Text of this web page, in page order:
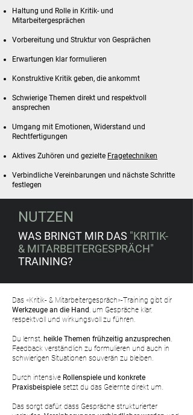
Haltung und Rolle in Kritik- und
Mitarbeitergesprächen
Vorbereitung und Struktur von Gesprächen
Erwartungen klar formulieren
Konstruktive Kritik geben, die ankommt
Schwierige Themen direkt und respektvoll
ansprechen
Umgang mit Emotionen, Widerstand und
Rechtfertigungen
Aktives Zuhören und gezielte Fragetechniken
Verbindliche Vereinbarungen und nächste Schritte
festlegen
NUTZEN
WAS BRINGT MIR DAS "KRITIK-
& MITARBEITERGESPRÄCH"
TRAINING?
Das «Kritik- & Mitarbeitergespräch»-Training gibt dir
Werkzeuge an die Hand , um Gespräche klar,
respektvoll und wirkungsvoll zu führen.
Du lernst, heikle Themen frühzeitig anzusprechen,
Feedback verständlich zu formulieren und auch in
schwierigen Situationen souverän zu bleiben.
Durch intensive Rollenspiele und konkrete
Praxisbeispiele setzt du das Gelernte direkt um.
Das sorgt dafür, dass Gespräche strukturierter